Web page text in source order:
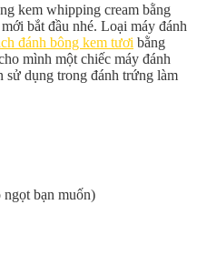
kem whipping cream bằng
bắt đầu nhé. Loại máy đánh
đánh bông kem tươi bằng
mình một chiếc máy đánh
sử dụng trong đánh trứng làm
bạn muốn)